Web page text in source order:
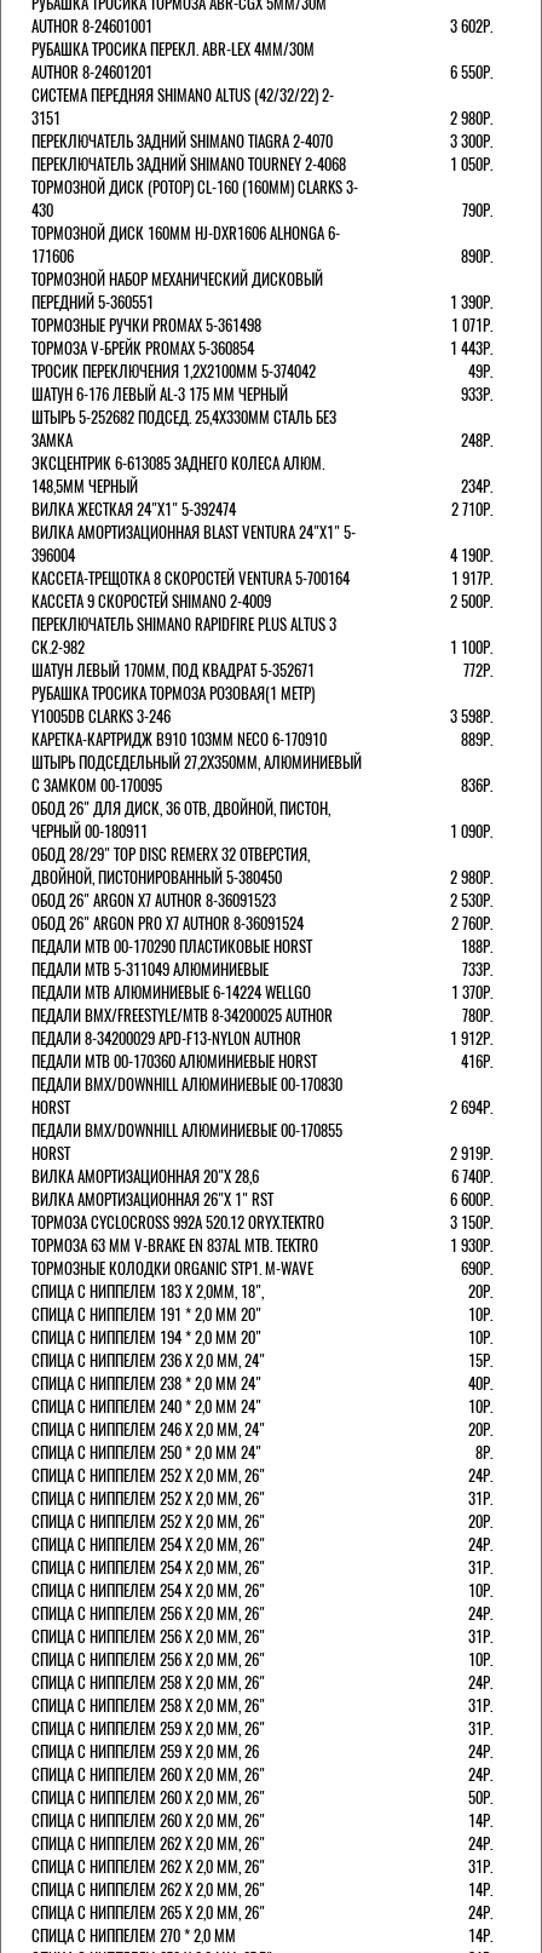
AUTHOR 8-24601001
3 602Р.
РУБАШКА ТРОСИКА ПЕРЕКЛ. ABR-LEX 4MM/30M
AUTHOR 8-24601201
6 550Р.
СИСТЕМА ПЕРЕДНЯЯ SHIMANO ALTUS (42/32/22) 2-
3151
2 980Р.
ПЕРЕКЛЮЧАТЕЛЬ ЗАДНИЙ SHIMANO TIAGRA 2-4070
3 300Р.
ПЕРЕКЛЮЧАТЕЛЬ ЗАДНИЙ SHIMANO TOURNEY 2-4068
1 050Р.
ТОРМОЗНОЙ ДИСК (РОТОР) CL-160 (160ММ) CLARKS 3-
430
790Р.
ТОРМОЗНОЙ ДИСК 160ММ HJ-DXR1606 ALHONGA 6-
171606
890Р.
ТОРМОЗНОЙ НАБОР МЕХАНИЧЕСКИЙ ДИСКОВЫЙ
ПЕРЕДНИЙ 5-360551
1 390Р.
ТОРМОЗНЫЕ РУЧКИ PROMAX 5-361498
1 071Р.
ТОРМОЗА V-БРЕЙК PROMAX 5-360854
1 443Р.
ТРОСИК ПЕРЕКЛЮЧЕНИЯ 1,2Х2100ММ 5-374042
49Р.
ШАТУН 6-176 ЛЕВЫЙ AL-3 175 ММ ЧЕРНЫЙ
933Р.
ШТЫРЬ 5-252682 ПОДСЕД. 25,4Х330ММ СТАЛЬ БЕЗ
ЗАМКА
248Р.
ЭКСЦЕНТРИК 6-613085 ЗАДНЕГО КОЛЕСА АЛЮМ.
148,5ММ ЧЕРНЫЙ
234Р.
ВИЛКА ЖЕСТКАЯ 24"Х1" 5-392474
2 710Р.
ВИЛКА АМОРТИЗАЦИОННАЯ BLAST VENTURA 24"Х1" 5-
396004
4 190Р.
КАССЕТА-ТРЕЩОТКА 8 СКОРОСТЕЙ VENTURA 5-700164
1 917Р.
КАССЕТА 9 СКОРОСТЕЙ SHIMANO 2-4009
2 500Р.
ПЕРЕКЛЮЧАТЕЛЬ SHIMANO RAPIDFIRE PLUS ALTUS 3
СК.2-982
1 100Р.
ШАТУН ЛЕВЫЙ 170ММ, ПОД КВАДРАТ 5-352671
772Р.
РУБАШКА ТРОСИКА ТОРМОЗА РОЗОВАЯ(1 МЕТР)
Y1005DB CLARKS 3-246
3 598Р.
КАРЕТКА-КАРТРИДЖ B910 103ММ NECO 6-170910
889Р.
ШТЫРЬ ПОДСЕДЕЛЬНЫЙ 27,2Х350ММ, АЛЮМИНИЕВЫЙ
С ЗАМКОМ 00-170095
836Р.
ОБОД 26" ДЛЯ ДИСК, 36 ОТВ, ДВОЙНОЙ, ПИСТОН,
ЧЕРНЫЙ 00-180911
1 090Р.
ОБОД 28/29" TOP DISC REMERX 32 ОТВЕРСТИЯ,
ДВОЙНОЙ, ПИСТОНИРОВАННЫЙ 5-380450
2 980Р.
ОБОД 26" ARGON X7 AUTHOR 8-36091523
2 530Р.
ОБОД 26" ARGON PRO X7 AUTHOR 8-36091524
2 760Р.
ПЕДАЛИ МТВ 00-170290 ПЛАСТИКОВЫЕ HORST
188Р.
ПЕДАЛИ MTB 5-311049 АЛЮМИНИЕВЫЕ
733Р.
ПЕДАЛИ MTB АЛЮМИНИЕВЫЕ 6-14224 WELLGO
1 370Р.
ПЕДАЛИ BMX/FREESTYLE/MTB 8-34200025 AUTHOR
780Р.
ПЕДАЛИ 8-34200029 APD-F13-NYLON AUTHOR
1 912Р.
ПЕДАЛИ МТВ 00-170360 АЛЮМИНИЕВЫЕ HORST
416Р.
ПЕДАЛИ BMX/DOWNHILL АЛЮМИНИЕВЫЕ 00-170830
HORST
2 694Р.
ПЕДАЛИ BMX/DOWNHILL АЛЮМИНИЕВЫЕ 00-170855
HORST
2 919Р.
ВИЛКА АМОРТИЗАЦИОННАЯ 20"Х 28,6
6 740Р.
ВИЛКА АМОРТИЗАЦИОННАЯ 26"Х 1" RST
6 600Р.
ТОРМОЗА CYCLOCROSS 992А 520.12 ORYX.TEKTRO
3 150Р.
ТОРМОЗА 63 ММ V-BRAKE EN 837AL MTB. TEKTRO
1 930Р.
ТОРМОЗНЫЕ КОЛОДКИ ORGANIC STP1. M-WAVE
690Р.
СПИЦА С НИППЕЛЕМ 183 Х 2,0ММ, 18",
20Р.
СПИЦА С НИППЕЛЕМ 191 * 2,0 ММ 20"
10Р.
СПИЦА С НИППЕЛЕМ 194 * 2,0 ММ 20"
10Р.
СПИЦА С НИППЕЛЕМ 236 Х 2,0 ММ, 24"
15Р.
СПИЦА С НИППЕЛЕМ 238 * 2,0 ММ 24"
40Р.
СПИЦА С НИППЕЛЕМ 240 * 2,0 ММ 24"
10Р.
СПИЦА С НИППЕЛЕМ 246 Х 2,0 ММ, 24"
20Р.
СПИЦА С НИППЕЛЕМ 250 * 2,0 ММ 24"
8Р.
СПИЦА С НИППЕЛЕМ 252 Х 2,0 ММ, 26"
24Р.
СПИЦА С НИППЕЛЕМ 252 Х 2,0 ММ, 26"
31Р.
СПИЦА С НИППЕЛЕМ 252 Х 2,0 ММ, 26"
20Р.
СПИЦА С НИППЕЛЕМ 254 Х 2,0 ММ, 26"
24Р.
СПИЦА С НИППЕЛЕМ 254 Х 2,0 ММ, 26"
31Р.
СПИЦА С НИППЕЛЕМ 254 Х 2,0 ММ, 26"
10Р.
СПИЦА С НИППЕЛЕМ 256 Х 2,0 ММ, 26"
24Р.
СПИЦА С НИППЕЛЕМ 256 Х 2,0 ММ, 26"
31Р.
СПИЦА С НИППЕЛЕМ 256 Х 2,0 ММ, 26"
10Р.
СПИЦА С НИППЕЛЕМ 258 Х 2,0 ММ, 26"
24Р.
СПИЦА С НИППЕЛЕМ 258 Х 2,0 ММ, 26"
31Р.
СПИЦА С НИППЕЛЕМ 259 Х 2,0 ММ, 26"
31Р.
СПИЦА С НИППЕЛЕМ 259 Х 2,0 ММ, 26
24Р.
СПИЦА С НИППЕЛЕМ 260 Х 2,0 ММ, 26"
24Р.
СПИЦА С НИППЕЛЕМ 260 Х 2,0 ММ, 26"
50Р.
СПИЦА С НИППЕЛЕМ 260 Х 2,0 ММ, 26"
14Р.
СПИЦА С НИППЕЛЕМ 262 Х 2,0 ММ, 26"
24Р.
СПИЦА С НИППЕЛЕМ 262 Х 2,0 ММ, 26"
31Р.
СПИЦА С НИППЕЛЕМ 262 Х 2,0 ММ, 26"
14Р.
СПИЦА С НИППЕЛЕМ 265 Х 2,0 ММ, 26"
24Р.
СПИЦА С НИППЕЛЕМ 270 * 2,0 ММ
14Р.